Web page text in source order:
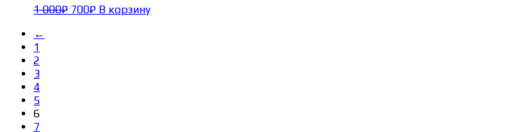
1 000₽ Первоначальная
700₽Текущая
В корзину
←
1
2
3
4
5
6
7